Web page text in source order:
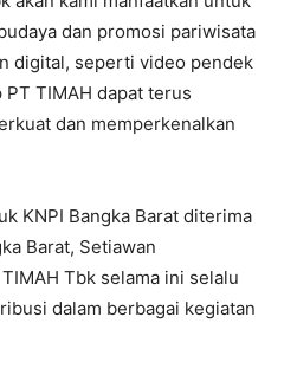
dan promosi pariwisata
digital, seperti video pendek
TIMAH dapat terus
dan memperkenalkan
KNPI Bangka Barat diterima
Barat, Setiawan
Tbk selama ini selalu
dalam berbagai kegiatan